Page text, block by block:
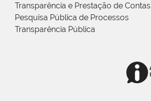
Transparência e Prestação de Contas
Pesquisa Pública de Processos
Transparência Pública